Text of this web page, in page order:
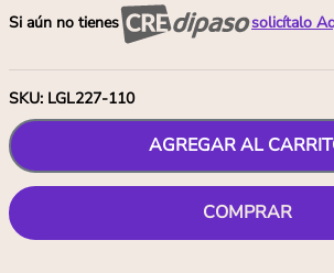
Si aún no tienes solicítalo
SKU: LGL227-110
AGREGAR AL
COMPRAR